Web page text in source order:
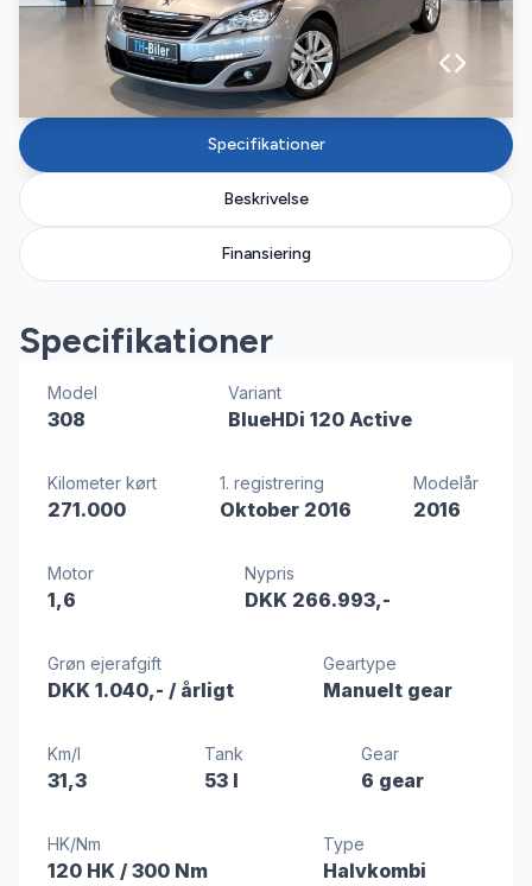
Specifikationer
Beskrivelse
Finansiering
Specifikationer
Model
308
Variant
BlueHDi 120 Active
Kilometer kørt
271.000
1. registrering
Oktober 2016
Modelår
2016
Motor
1,6
Nypris
DKK 266.993,-
Grøn ejerafgift
DKK 1.040,- / årligt
Geartype
Manuelt gear
Km/l
31,3
Tank
53 l
Gear
6 gear
HK/Nm
120 HK / 300 Nm
Type
Halvkombi